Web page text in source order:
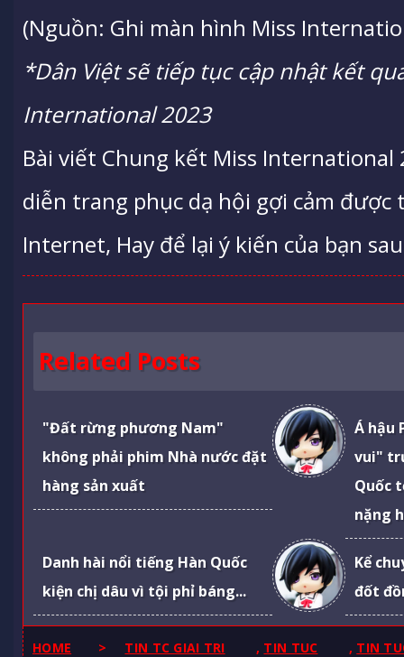
(Nguồn: Ghi màn hình Miss
*Dân Việtsẽ tiếp tục cập nhật kết
International 2023
Bài viết Chung kết Miss
diễn trang phục dạ hội gợi cảm
Internet, Hay để lại ý kiến của bạn
Related Posts
"Đất rừng phương Nam"
không phải phim Nhà nước đặt
hàng sản xuất
Á hậu
vui"
Quốc
nặng
Danh hài nổi tiếng Hàn Quốc
kiện chị dâu vì tội phỉ báng...
Kể
đốt
HOME > TIN TC GIAI TRI , TIN TUC , TIN